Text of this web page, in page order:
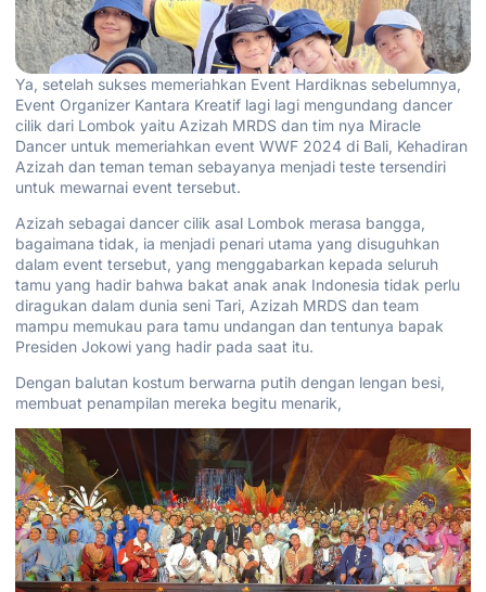
Ya, setelah sukses memeriahkan Event Hardiknas sebelumnya,
Event Organizer Kantara Kreatif lagi lagi mengundang dancer
cilik dari Lombok yaitu Azizah MRDS dan tim nya Miracle
Dancer untuk memeriahkan event WWF 2024 di Bali, Kehadiran
Azizah dan teman teman sebayanya menjadi teste tersendiri
untuk mewarnai event tersebut.
Azizah sebagai dancer cilik asal Lombok merasa bangga,
bagaimana tidak, ia menjadi penari utama yang disuguhkan
dalam event tersebut, yang menggabarkan kepada seluruh
tamu yang hadir bahwa bakat anak anak Indonesia tidak perlu
diragukan dalam dunia seni Tari, Azizah MRDS dan team
mampu memukau para tamu undangan dan tentunya bapak
Presiden Jokowi yang hadir pada saat itu.
Dengan balutan kostum berwarna putih dengan lengan besi,
membuat penampilan mereka begitu menarik,